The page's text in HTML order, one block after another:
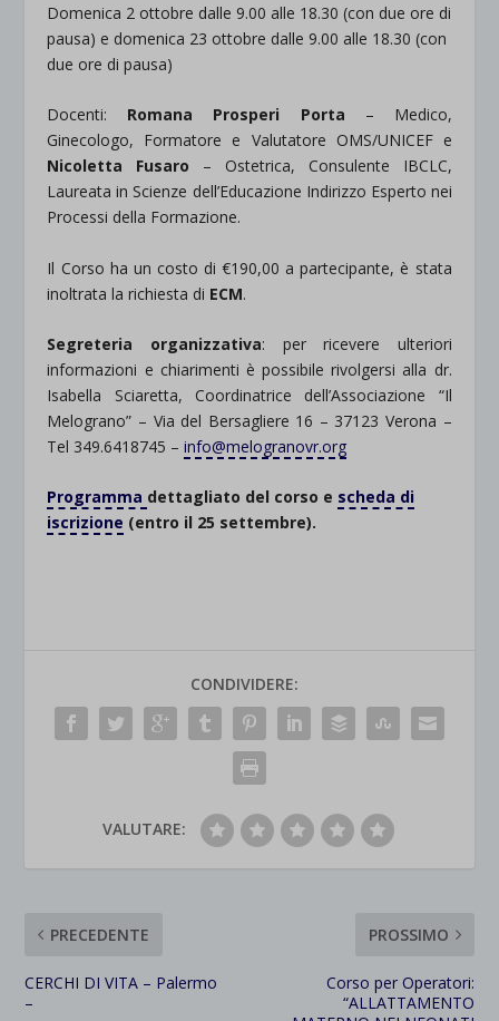
Domenica 2 ottobre dalle 9.00 alle 18.30 (con due ore di
pausa) e domenica 23 ottobre dalle 9.00 alle 18.30 (con
due ore di pausa)
Docenti: Romana Prosperi Porta – Medico,
Ginecologo, Formatore e Valutatore OMS/UNICEF e
Nicoletta Fusaro – Ostetrica, Consulente IBCLC,
Laureata in Scienze dell’Educazione Indirizzo Esperto nei
Processi della Formazione.
Il Corso ha un costo di €190,00 a partecipante, è stata
inoltrata la richiesta di ECM.
Segreteria organizzativa: per ricevere ulteriori
informazioni e chiarimenti è possibile rivolgersi alla dr.
Isabella Sciaretta, Coordinatrice dell’Associazione “Il
Melograno” – Via del Bersagliere 16 – 37123 Verona –
Tel 349.6418745 –info@melogranovr.org
Programma dettagliato del corso e scheda di
iscrizione (entro il 25 settembre).
CONDIVIDERE:
VALUTARE:
PRECEDENTE
CERCHI DI VITA – Palermo
–
PROSSIMO
Corso per Operatori:
“ALLATTAMENTO